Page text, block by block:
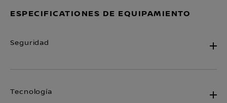
ESPECIFICATIONES DE EQUIPAMIENTO
Seguridad
Tecnología